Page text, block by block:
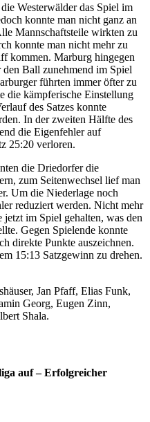
Westerwälder das Spiel im
konnte man nicht ganz an
Mannschaftsteile wirkten zu
konnte man nicht mehr zu
kommen. Marburg hingegen
Ball zunehmend im Spiel
führten immer öfter zu
die kämpferische Einstellung
des Satzes konnte
In der zweiten Hälfte des
die Eigenfehler auf
25:20 verloren.
die Driedorfer die
zum Seitenwechsel lief man
Um die Niederlage noch
reduziert werden. Nicht mehr
im Spiel gehalten, was den
Gegen Spielende konnte
direkte Punkte auszeichnen.
15:13 Satzgewinn zu drehen.
Jan Pfaff, Elias Funk,
Georg, Eugen Zinn,
Shala.
auf – Erfolgreicher